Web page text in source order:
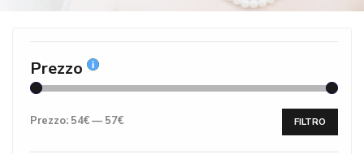
Prezzo
FILTRO
Prezzo: 54€— 57€